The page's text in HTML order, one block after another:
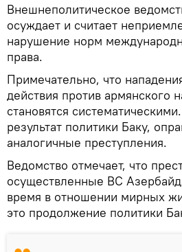
Внешнеполитическое
осуждает и считает
нарушение норм
права.
Примечательно, что
действия против армянского
становятся
результат политики Баку,
аналогичные преступления.
Ведомство отмечает, что
осуществленные ВС
время в отношении мирных
это продолжение политики